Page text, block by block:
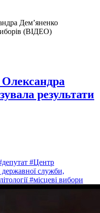
Дем’яненко
(ВІДЕО)
результати
#Центр
державної служби,
#місцеві вибори